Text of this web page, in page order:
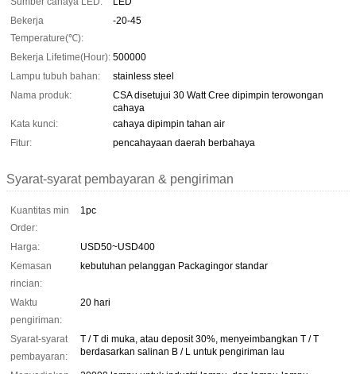
Bekerja
Temperature(℃):
-20-45
Bekerja Lifetime(Hour): 500000
Lampu tubuh bahan:
stainless steel
Nama produk:
CSA disetujui 30 Watt Cree dipimpin terowongan
cahaya
Kata kunci:
cahaya dipimpin tahan air
Fitur:
pencahayaan daerah berbahaya
Syarat-syarat pembayaran & pengiriman
Kuantitas min
Order:
1pc
Harga:
USD50~USD400
Kemasan
rincian:
kebutuhan pelanggan Packagingor standar
Waktu
pengiriman:
20 hari
Syarat-syarat
pembayaran:
T / T di muka, atau deposit 30%, menyeimbangkan T / T
berdasarkan salinan B / L untuk pengiriman lau